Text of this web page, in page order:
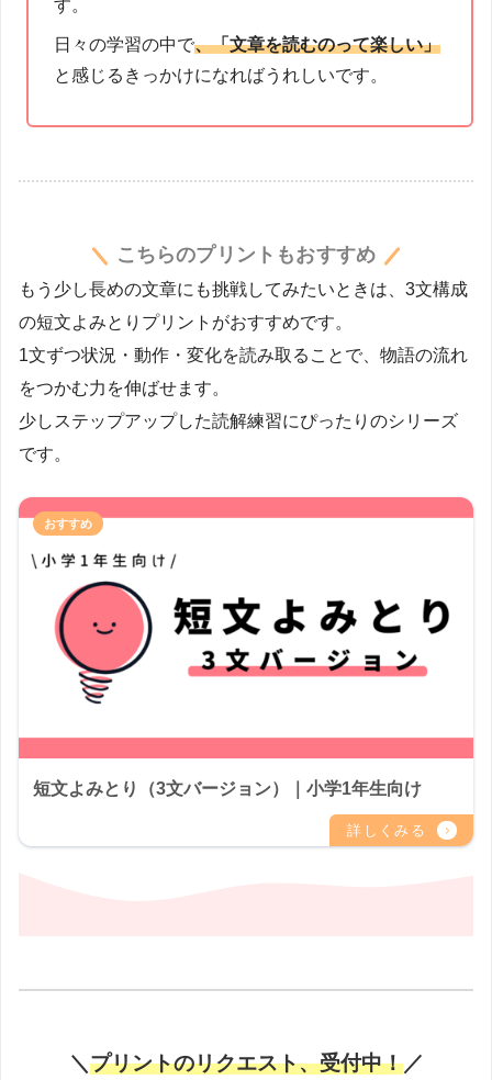
す。
日々の学習の中で、「文章を読むのって楽しい」
と感じるきっかけになればうれしいです。
こちらのプリントもおすすめ
もう少し長めの文章にも挑戦してみたいときは、3文構成
の短文よみとりプリントがおすすめです。
1文ずつ状況・動作・変化を読み取ることで、物語の流れ
をつかむ力を伸ばせます。
少しステップアップした読解練習にぴったりのシリーズ
です。
短文よみとり（3文バージョン）｜小学1年生向け
＼プリントのリクエスト、受付中！／